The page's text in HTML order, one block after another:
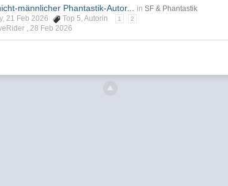
männlicher Phantastik-Autor... in SF & Phantastik
21 Feb 2026
Top 5,Autorin 1 2
,28 Feb 2026